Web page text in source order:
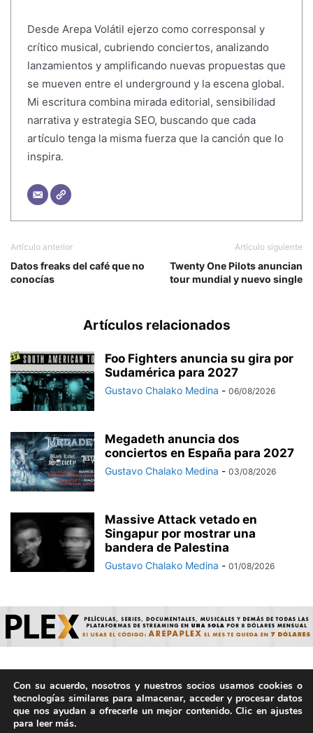
Desde Arepa Volátil ejerzo como corresponsal y
crítico musical, cubriendo conciertos, analizando
lanzamientos y amplificando nuevas propuestas que
se mueven entre el underground y la escena global.
Mi escritura combina mirada editorial, sensibilidad
narrativa y estrategia SEO, buscando que cada
artículo tenga la misma fuerza que la canción que lo
inspira.
Artículo anterior
Datos freaks del café que no
conocías
Artículo siguiente
Twenty One Pilots anuncian
tour mundial y nuevo single
Artículos relacionados
Foo Fighters anuncia su gira por
Sudamérica para 2027
Gustavo Chalako Medina - 06/08/2026
Megadeth anuncia dos
conciertos en España para 2027
Gustavo Chalako Medina - 03/08/2026
Massive Attack vetado en
Singapur por mostrar una
bandera de Palestina
Gustavo Chalako Medina - 01/08/2026
© ArepaVolatil.Com 2021-2025 - Hecho por humanos, no por
IA. | Todos los derechos reservados.
Con su acuerdo, nosotros y nuestros socios usamos cookies o
tecnologías similares para almacenar, acceder y procesar datos
que nos ayudan a ofrecerle un mejor contenido. Clic en ajustes
para leer más.